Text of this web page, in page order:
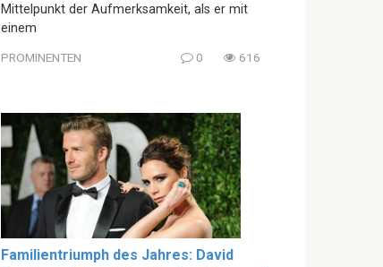
Mittelpunkt der Aufmerksamkeit, als er mit
einem
PROMINENTEN 0 616
Familientriumph des Jahres: David